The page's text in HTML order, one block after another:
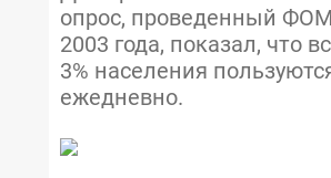
опрос, проведенный
2003 года, показал, что
3% населения
ежедневно.